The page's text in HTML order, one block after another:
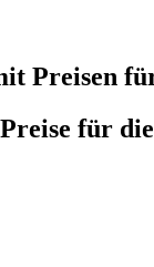
Preisen
für